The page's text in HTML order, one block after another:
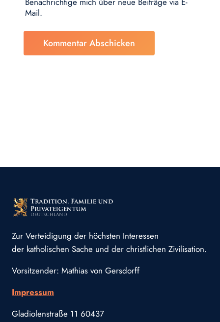
Mail.
Zur Verteidigung der höchsten Interessen
der katholischen Sache und der christlichen Zivilisation.
Vorsitzender: Mathias von Gersdorff
Impressum
Gladiolenstraße 11 60437